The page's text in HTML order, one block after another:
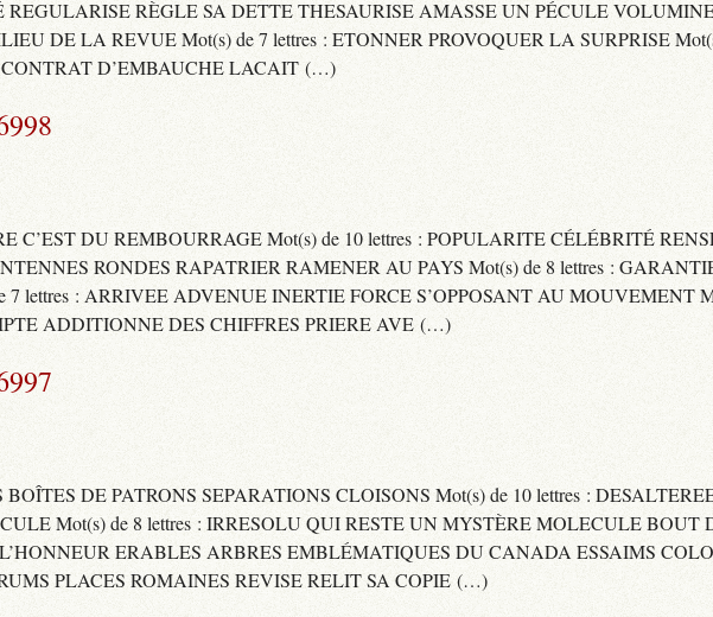
REGULARISE RÈGLE SA DETTE THESAURISE AMASSE UN PÉCULE
DE LA REVUE Mot(s) de 7 lettres : ETONNER PROVOQUER LA SURPRISE
D’EMBAUCHE LACAIT (…)
C’EST DU REMBOURRAGE Mot(s) de 10 lettres : POPULARITE CÉLÉBRITÉ
RONDES RAPATRIER RAMENER AU PAYS Mot(s) de 8 lettres :
7 lettres : ARRIVEE ADVENUE INERTIE FORCE S’OPPOSANT AU MOUVEMENT
ADDITIONNE DES CHIFFRES PRIERE AVE (…)
BOÎTES DE PATRONS SEPARATIONS CLOISONS Mot(s) de 10 lettres :
Mot(s) de 8 lettres : IRRESOLU QUI RESTE UN MYSTÈRE MOLECULE BOUT
ERABLES ARBRES EMBLÉMATIQUES DU CANADA ESSAIMS
PLACES ROMAINES REVISE RELIT SA COPIE (…)